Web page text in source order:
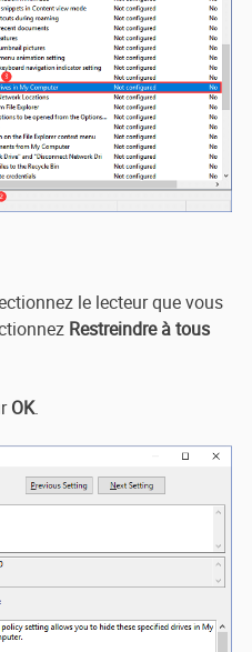
le lecteur que vous
Restreindre à tous
OK.